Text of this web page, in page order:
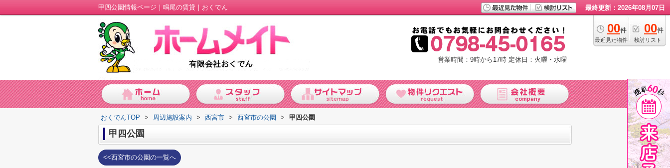
甲四公園情報ページ｜鳴尾の賃貸｜おくでん 最終更新：2026年08月07日
00件
最近見た物件
00件
検討リスト
営業時間：9時から17時 定休日：火曜・水曜
おくでんTOP > 周辺施設案内 > 西宮市 > 西宮市の公園 > 甲四公園
甲四公園
<<西宮市の公園の一覧へ